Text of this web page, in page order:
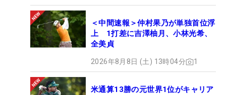
＜中間速報＞仲村果乃が単独首位浮
上 1打差に吉澤柚月、小林光希、
全美貞
2026年8月8日 (土) 13時04分 1
米通算13勝の元世界1位がキャリア